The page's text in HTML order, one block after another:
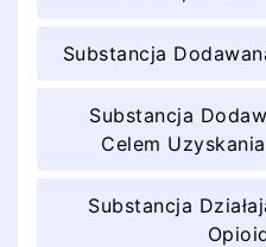
Substancja
Substancja
Celem
Substancja